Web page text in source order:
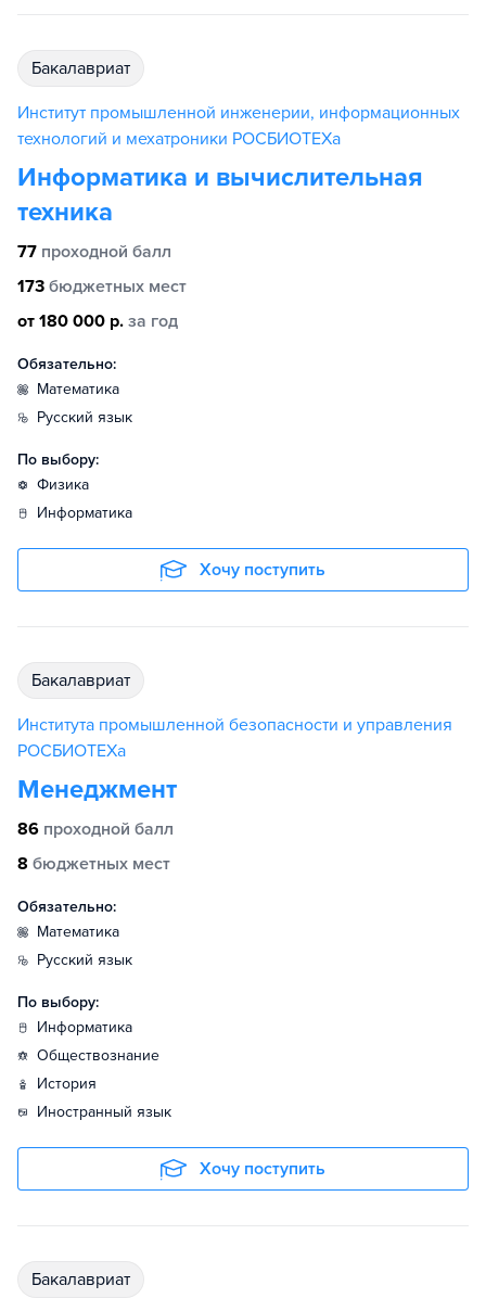
бакалавриат
Институт промышленной инженерии, информационных
технологий и мехатроники РОСБИОТЕХа
Информатика и вычислительная
техника
77 проходной балл
173 бюджетных мест
от 180 000 р. за год
Обязательно:
математика
русский язык
По выбору:
физика
информатика
Хочу поступить
бакалавриат
Института промышленной безопасности и управления
РОСБИОТЕХа
Менеджмент
86 проходной балл
8 бюджетных мест
Обязательно:
математика
русский язык
По выбору:
информатика
обществознание
история
иностранный язык
Хочу поступить
бакалавриат